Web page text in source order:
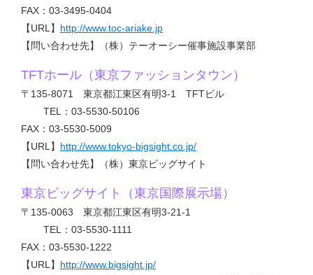
FAX：03-3495-0404
【URL】 http://www.toc-ariake.jp
【問い合わせ先】（株）テーオーシー催事施設事業部
TFTホール（東京ファッションタウン）
〒135-8071 東京都江東区有明3-1 TFTビル
TEL：03-5530-50106
FAX：03-5530-5009
【URL】 http://www.tokyo-bigsight.co.jp/
【問い合わせ先】（株）東京ビッグサイト
東京ビッグサイト（東京国際展示場）
〒135-0063 東京都江東区有明3-21-1
TEL：03-5530-1111
FAX：03-5530-1222
【URL】 http://www.bigsight.jp/